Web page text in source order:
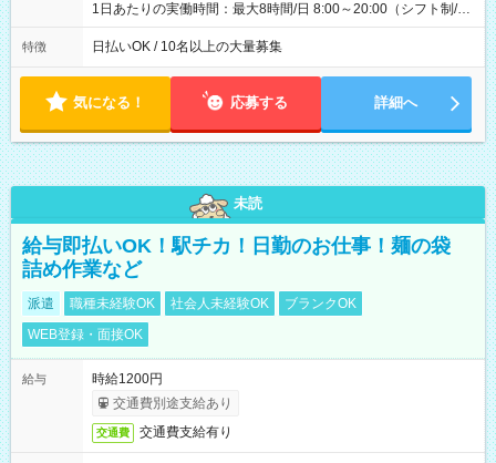
1日あたりの実働時間：最大8時間/日 8:00～20:00（シフト制/実
働8時間） ※週5日勤務（場所次第では週4も有り） ※配達状況
によって時間外での勤務可能性有り ※案件により多少の前後あ
特徴 日払いOK / 10名以上の大量募集
気になる！ 応募する 詳細へ
未読
給与即払いOK！駅チカ！日勤のお仕事！麺の袋
詰め作業など
派遣 職種未経験OK 社会人未経験OK
ブランクOK
WEB登録・面接OK
給与
時給1200円
交通費別途支給あり
交通費 交通費支給有り